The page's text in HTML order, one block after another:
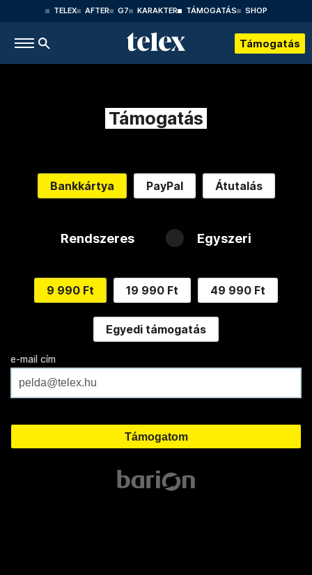
TELEX AFTER G7 KARAKTER TÁMOGATÁS SHOP
Támogatás
Támogatás
Bankkártya PayPal Átutalás
Rendszeres Egyszeri
9 990 Ft 19 990 Ft 49 990 Ft
Egyedi támogatás
e-mail cím